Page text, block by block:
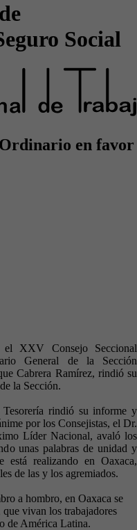
Social
en favor
XXV Consejo Seccional
General de la Sección
Cabrera Ramírez, rindió su
la Sección.
rindió su informe y
por los Consejistas, el Dr.
Líder Nacional, avaló los
unas palabras de unidad y
está realizando en Oaxaca,
de las y los agremiados.
a hombro, en Oaxaca se
vivan los trabajadores
de América Latina.